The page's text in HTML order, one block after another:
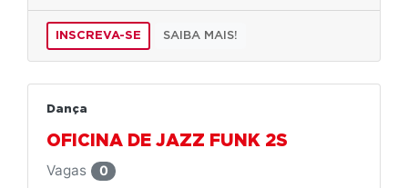
INSCREVA-SE SAIBA MAIS!
Dança
OFICINA DE JAZZ FUNK 2S
Vagas
0